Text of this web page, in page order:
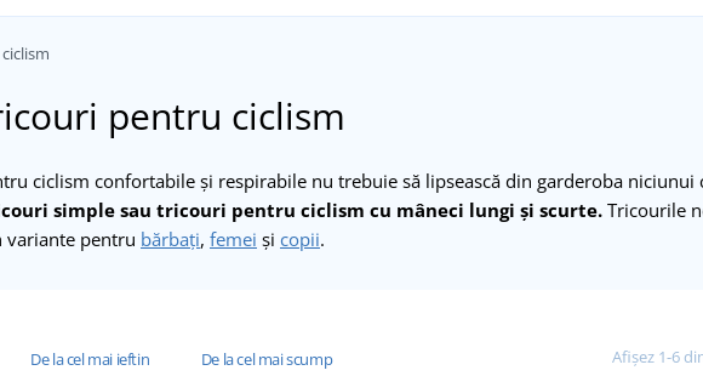
pentru ciclism
ciclism confortabile și respirabile nu trebuie să lipsească din garderoba niciunui
simple sau tricouri pentru ciclism cu mâneci lungi și scurte. Tricourile
variante pentru bărbați, femei și copii.
De la cel mai ieftin De la cel mai scump Afișez 1-6